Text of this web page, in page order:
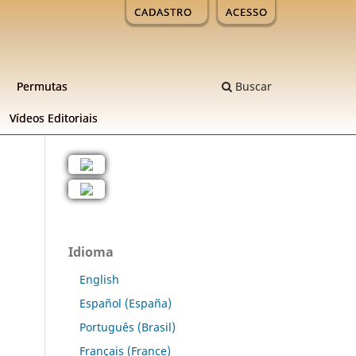
Permutas
Ví­deos Editoriais
Buscar
CADASTRO ACESSO
Idioma
English
Español (España)
Português (Brasil)
Français (France)